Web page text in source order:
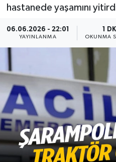
hastanede yaşamını
06.06.2026 - 22:01
YAYINLANMA
1 DK
OKUNMA
Resmi İlan
Siyaset
Türkiye
Yaşam
Son Dakika Haberleri
Haber Arşivi